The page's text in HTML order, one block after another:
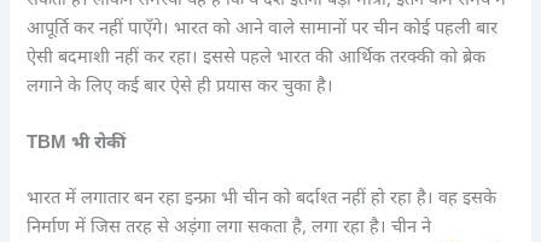
आपूर्ति कर नहीं पाएँगे। भारत को आने वाले सामानों पर चीन कोई पहली बार
ऐसी बदमाशी नहीं कर रहा। इससे पहले भारत की आर्थिक तरक्की को ब्रेक
लगाने के लिए कई बार ऐसे ही प्रयास कर चुका है।
TBM भी रोकीं
भारत में लगातार बन रहा इन्फ्रा भी चीन को बर्दाश्त नहीं हो रहा है। वह इसके
निर्माण में जिस तरह से अड़ंगा लगा सकता है, लगा रहा है। चीन ने